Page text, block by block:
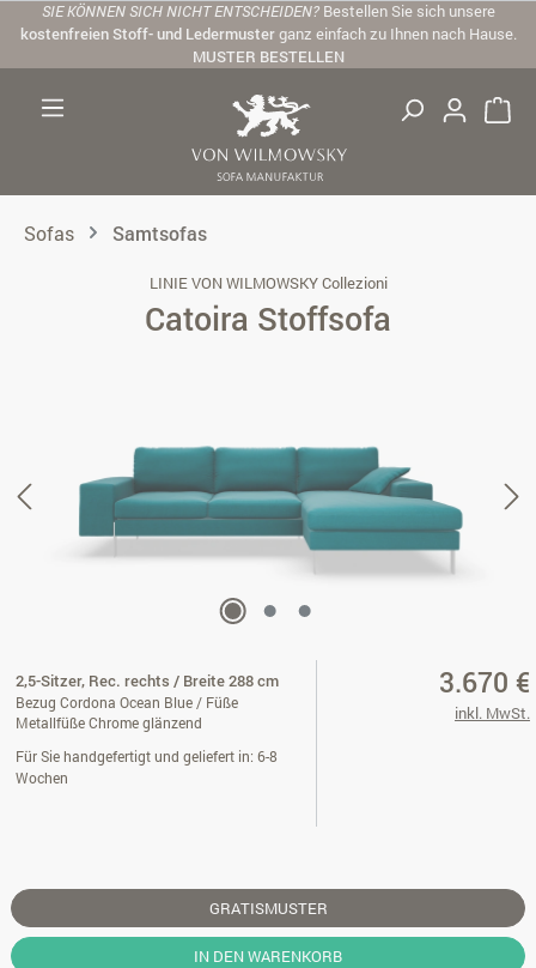
Zum Hauptinhalt springen
SIE KÖNNEN SICH NICHT ENTSCHEIDEN? Bestellen Sie sich unsere
kostenfreien Stoff- und Ledermusterganz einfach zu Ihnen nach Hause.
MUSTER BESTELLEN
Sofas Samtsofas
LINIE VON WILMOWSKY Collezioni
Catoira Stoffsofa
2,5-Sitzer, Rec. rechts / Breite 288 cm
Bezug Cordona Ocean Blue / Füße
Metallfüße Chrome glänzend
Für Sie handgefertigt und geliefert in: 6-8
Wochen
3.670 €
inkl. MwSt.
GRATISMUSTER
IN DEN WARENKORB